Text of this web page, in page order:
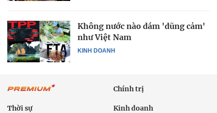
KINH DOANH
Không nước nào dám 'dũng cảm'
như Việt Nam
Chính trị
Thời sự Kinh doanh